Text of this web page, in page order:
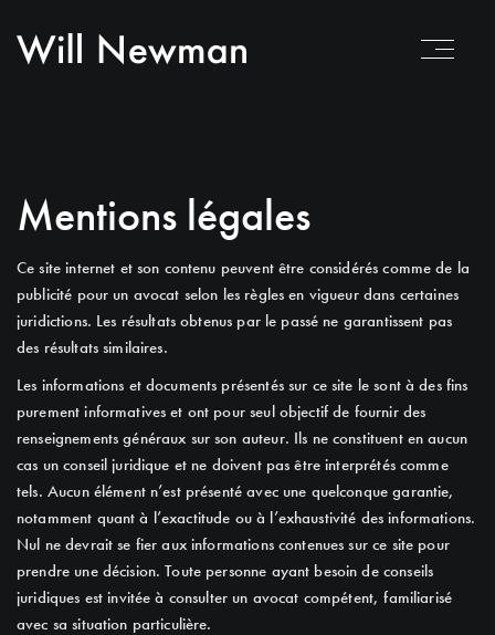
Mentions légales
Ce site internet et son contenu peuvent être considérés comme de la
publicité pour un avocat selon les règles en vigueur dans certaines
juridictions. Les résultats obtenus par le passé ne garantissent pas
des résultats similaires.
Les informations et documents présentés sur ce site le sont à des fins
purement informatives et ont pour seul objectif de fournir des
renseignements généraux sur son auteur. Ils ne constituent en aucun
cas un conseil juridique et ne doivent pas être interprétés comme
tels. Aucun élément n’est présenté avec une quelconque garantie,
notamment quant à l’exactitude ou à l’exhaustivité des informations.
Nul ne devrait se fier aux informations contenues sur ce site pour
prendre une décision. Toute personne ayant besoin de conseils
juridiques est invitée à consulter un avocat compétent, familiarisé
avec sa situation particulière.